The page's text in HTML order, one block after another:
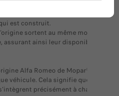
Romeo ; elles sont donc
est construit.
sortent au même moment
assurant ainsi leur disponibilité.
Alfa Romeo de Mopar® sont
véhicule. Cela signifie que vous
précisément à chaque